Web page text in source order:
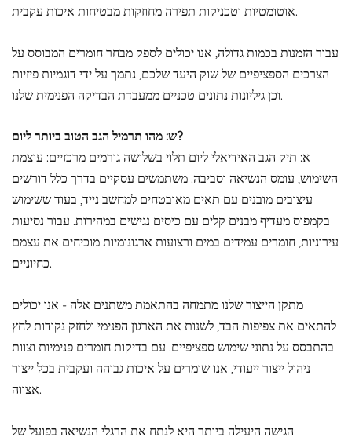
אוטומטיות וטכניקות תפירה מחוזקות מבטיחות איכות עקבית.
עבור הזמנות בכמות גדולה, אנו יכולים לספק מבחר חומרים המבוסס על
הצרכים הספציפיים של שוק היעד שלכם, נתמך על ידי דוגמיות פיזיות
וכן גיליונות נתונים טכניים ממעבדת הבדיקה הפנימית שלנו.
ש: מהו תרמיל הגב הטוב ביותר ליום?
א: תיק הגב האידיאלי ליום תלוי בשלושה גורמים מרכזיים: עוצמת
השימוש, עומס הנשיאה וסביבה. משתמשים עסקיים בדרך כלל דורשים
עיצובים מובנים עם תאים מאובטחים למחשב נייד, בעוד ששימוש
בקמפוס מעדיף מבנים קלים עם כיסים נגישים במהירות. עבור נסיעות
עירוניות, חומרים עמידים במים ורצועות ארגונומיות מוכיחים את עצמם
כחיוניים.
מתקן הייצור שלנו מתמחה בהתאמת משתנים אלה - אנו יכולים
להתאים את צפיפות הבד, לשנות את הארגון הפנימי ולחזק נקודות לחץ
בהתבסס על נתוני שימוש ספציפיים. עם בדיקות חומרים פנימיות וצוות
ניהול ייצור ייעודי, אנו שומרים על איכות גבוהה ועקבית בכל ייצור
אצווה.
הגישה היעילה ביותר היא לנתח את הרגלי הנשיאה בפועל של